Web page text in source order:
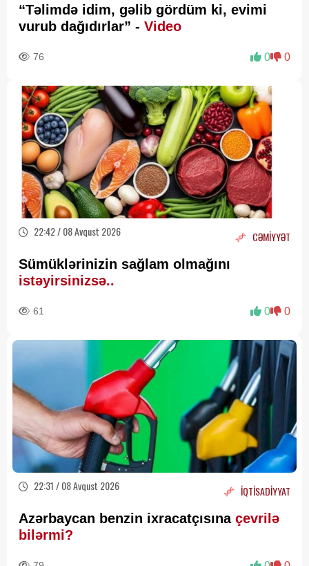
“Təlimdə idim, gəlib gördüm ki, evimi
vurub dağıdırlar” - Video
76 0 0
22:42 / 08 Avqust 2026 CƏMİYYƏT
Sümüklərinizin sağlam olmağını
istəyirsinizsə..
61 0 0
22:31 / 08 Avqust 2026 İQTİSADİYYAT
Azərbaycan benzin ixracatçısınaçevrilə
bilərmi?